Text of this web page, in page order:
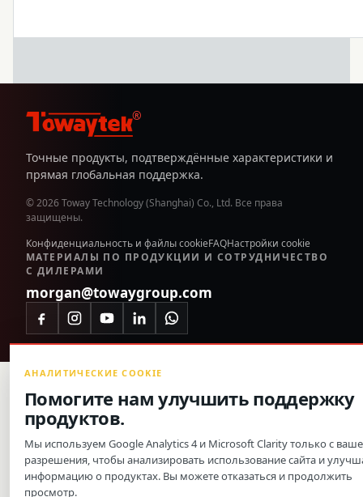
®
Точные продукты, подтверждённые характеристики и
прямая глобальная поддержка.
© 2026 Toway Technology (Shanghai) Co., Ltd. Все права
защищены.
Конфиденциальность и файлы cookieFAQНастройки cookie
МАТЕРИАЛЫ ПО ПРОДУКЦИИ И СОТРУДНИЧЕСТВО
С ДИЛЕРАМИ
morgan@towaygroup.com
АНАЛИТИЧЕСКИЕ COOKIE
Помогите нам улучшить поддержку
продуктов.
Мы используем Google Analytics 4 и Microsoft Clarity только с
разрешения, чтобы анализировать использование сайта и
информацию о продуктах. Вы можете отказаться и продолжить
просмотр.